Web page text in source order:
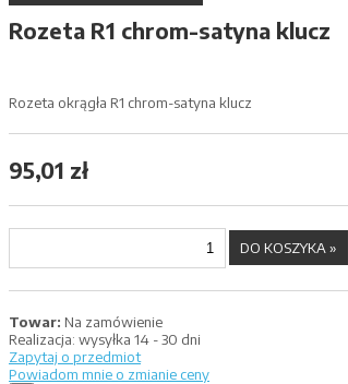
Rozeta R1 chrom-satyna klucz
Rozeta okrągła R1 chrom-satyna klucz
95,01 zł
Towar: Na zamówienie
Realizacja: wysyłka 14 - 30 dni
Zapytaj o przedmiot
Powiadom mnie o zmianie ceny